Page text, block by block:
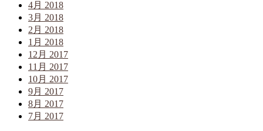
4月 2018
3月 2018
2月 2018
1月 2018
12月 2017
11月 2017
10月 2017
9月 2017
8月 2017
7月 2017